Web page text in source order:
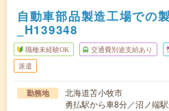
自動車部品製造工場での
_H139348
職種未経験OK 交通費別途支給あり
派遣
勤務地
北海道苫小牧市
勇払駅から車8分／沼ノ端